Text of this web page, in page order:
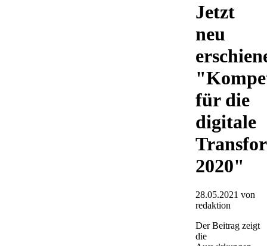
Jetzt
neu
für die
digitale
2020"
28.05.2021 von
redaktion
Der Beitrag zeigt
die